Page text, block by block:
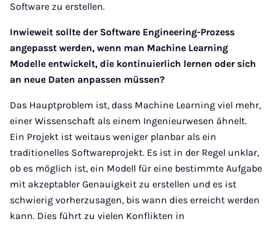
Software zu erstellen.
Inwieweit sollte der Software Engineering-Prozess
angepasst werden, wenn man Machine Learning
Modelle entwickelt, die kontinuierlich lernen oder sich
an neue Daten anpassen müssen?
Das Hauptproblem ist, dass Machine Learning viel mehr,
einer Wissenschaft als einem Ingenieurwesen ähnelt.
Ein Projekt ist weitaus weniger planbar als ein
traditionelles Softwareprojekt. Es ist in der Regel unklar,
ob es möglich ist, ein Modell für eine bestimmte Aufgabe
mit akzeptabler Genauigkeit zu erstellen und es ist
schwierig vorherzusagen, bis wann dies erreicht werden
kann. Dies führt zu vielen Konflikten in